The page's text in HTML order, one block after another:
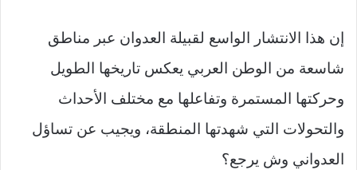
إن هذا الانتشار الواسع لقبيلة العدوان عبر مناطق
شاسعة من الوطن العربي يعكس تاريخها الطويل
وحركتها المستمرة وتفاعلها مع مختلف الأحداث
والتحولات التي شهدتها المنطقة، ويجيب عن تساؤل
العدواني وش يرجع؟